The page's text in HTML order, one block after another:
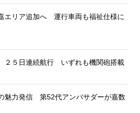
エリア追加へ 運行車両も福祉仕様に
２５日連続航行 いずれも機関砲搭載
魅力発信 第52代アンバサダーが嘉数